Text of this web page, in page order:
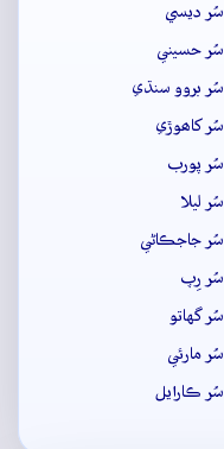
سُر ديسي
سُر حسيني
سُر بروو سنڌي
سُر کاھوڙي
سُر پورب
سُر ليلا
سُر جاجڪاڻي
سُر رِپ
سُر گهاتو
سُر مارئي
سُر ڪارايل